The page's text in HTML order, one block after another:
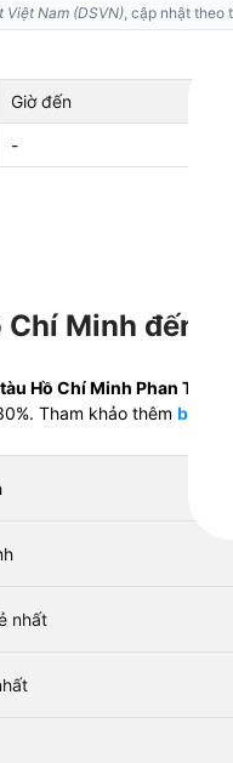
Việt Nam (DSVN), cập nhật theo
Giờ đến
-
Minh đến
Hồ Chí Minh Phan Thiết
Tham khảo thêm bảng
nhất